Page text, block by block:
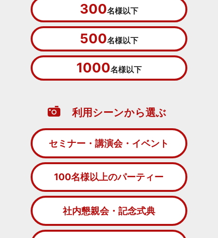
300名様以下
500名様以下
1000名様以下
利用シーンから選ぶ
セミナー・講演会・イベント
100名様以上のパーティー
社内懇親会・記念式典